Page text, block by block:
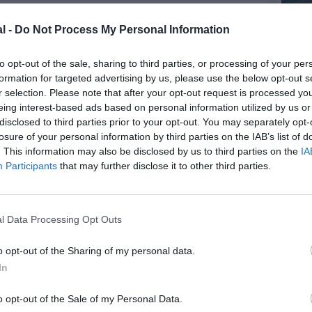
- Do Not Process My Personal Information
opt-out of the sale, sharing to third parties, or processing of your
for targeted advertising by us, please use the below opt-out
selection. Please note that after your opt-out request is processed
interest-based ads based on personal information utilized by us
to third parties prior to your opt-out. You may separately
of your personal information by third parties on the IAB’s list of
This information may also be disclosed by us to third parties on the
Participants that may further disclose it to other third parties.
Data Processing Opt Outs
opt-out of the Sharing of my personal data.
opt-out of the Sale of my Personal Data.
du terrain et les conditions météorologiques
de l’aéroport et les procédures
d’urgence.
Pour certains aéroports particulièrement
seuls les pilotes ayant suivi une formation et une
à y voler.
à piloter vers un aéroport complexe, les
en tant qu’observateur avec un pilote
(SOP) strictes :Les compagnies aériennes
d’avion ou de l’expérience du pilote.